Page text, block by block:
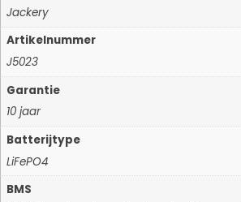
Jackery
Artikelnummer
J5023
Garantie
10 jaar
Batterijtype
LiFePO4
BMS